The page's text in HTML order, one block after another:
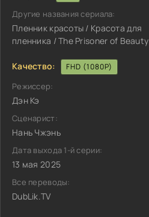
Другие названия сериала:
Пленник красоты / Красота для
пленника / The Prisoner of Beauty
Качество: FHD (1080P)
Режиссер:
Дэн Кэ
Сценарист:
Нань Чжэнь
Дата выхода 1-й серии:
13 мая 2025
Все переводы:
DubLik.TV